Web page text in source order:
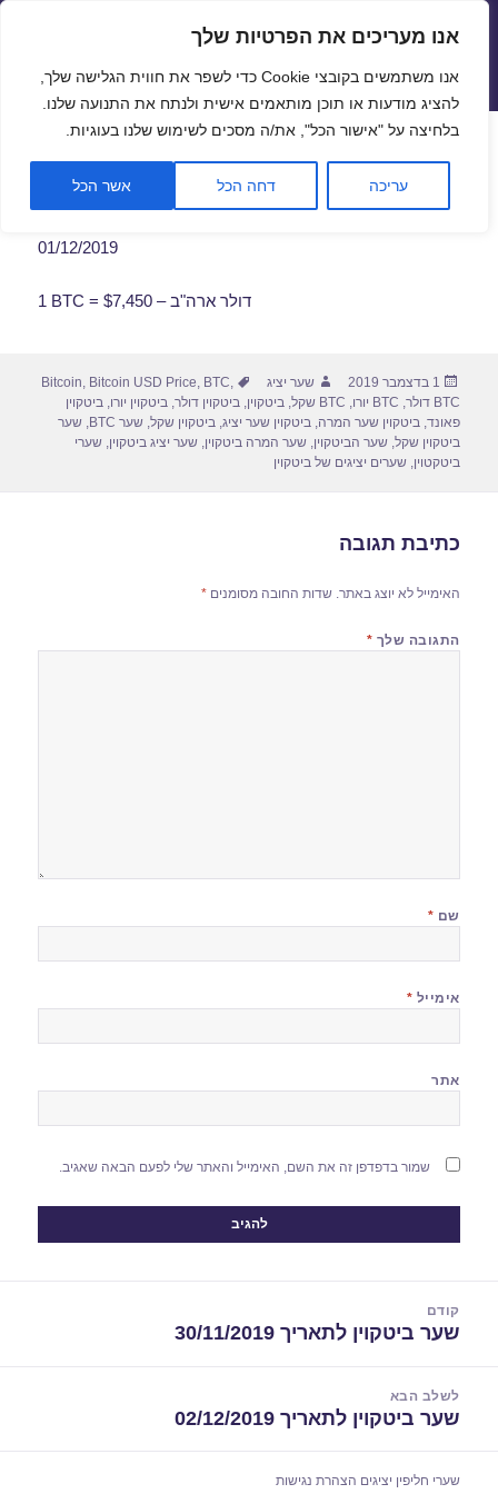
פתח
אנו מעריכים את הפרטיות שלך
אנו משתמשים בקובצי Cookie כדי לשפר את חווית הגלישה שלך,
להציג מודעות או תוכן מותאמים אישית ולנתח את התנועה שלנו.
בלחיצה על "אישור הכל", את/ה מסכים לשימוש שלנו בעוגיות.
עריכה דחה הכל אשר הכל
שערי חליפין יציגים – שער יציג
תפריטים
ווידג'טים
שער ביטקוין לתאריך 01/12/2019
01/12/2019
1 BTC = $7,450 – דולר ארה"ב
פורסם
בתאריך
1 בדצמבר 2019 מחבר
שער יציג תגיות Bitcoin, Bitcoin USD Price, BTC,
BTC דולר
, BTC יורו , BTC שקל ,ביטקוין,ביטקוין דולר,ביטקוין יורו,ביטקוין
פאונד,ביטקוין שער המרה,ביטקוין שער יציג,ביטקוין שקל,שער BTC ,שער
ביטקוין שקל,שער הביטקוין,שער המרה ביטקוין,שער יציג ביטקוין,שערי
ביטקטוין,שערים יציגים של ביטקוין
כתיבת תגובה
האימייל לא יוצג באתר. שדות החובה מסומנים*
התגובה שלך *
שם *
אימייל *
אתר
שמור בדפדפן זה את השם, האימייל והאתר שלי לפעם הבאה שאגיב.
קודם
הפוסט
שער ביטקוין לתאריך 30/11/2019
לשלב הבא
הפוסט
שער ביטקוין לתאריך 02/12/2019
שערי חליפין יציגים הצהרת נגישות